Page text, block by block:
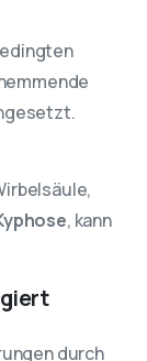
, kann
durch